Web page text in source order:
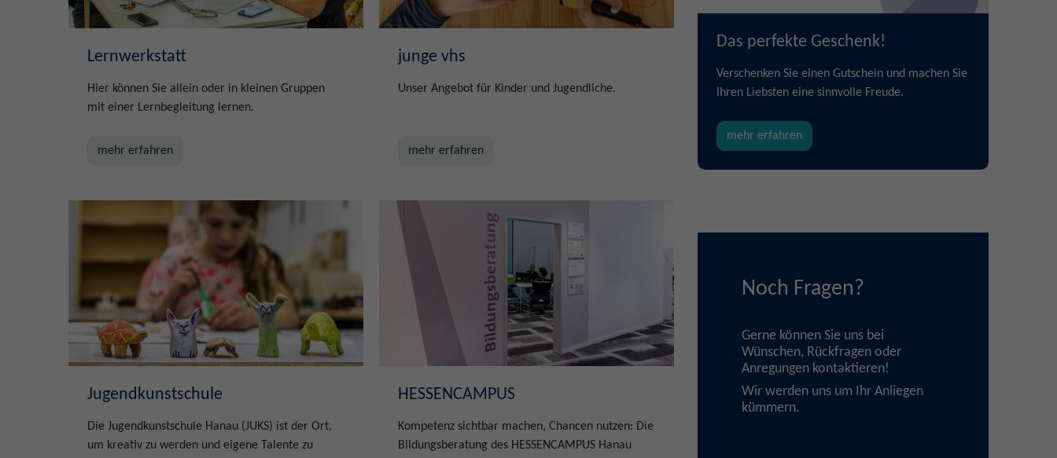
Lernwerkstatt
Hier können Sie allein oder in kleinen Gruppen
mit einer Lernbegleitung lernen.
mehr erfahren
junge vhs
Unser Angebot für Kinder und Jugendliche.
mehr erfahren
Jugendkunstschule
Die Jugendkunstschule Hanau (JUKS) ist der Ort,
um kreativ zu werden und eigene Talente zu
HESSENCAMPUS
Kompetenz sichtbar machen, Chancen nutzen: Die
Bildungsberatung des HESSENCAMPUS Hanau
Das perfekte Geschenk!
Verschenken Sie einen Gutschein und machen Sie
Ihren Liebsten eine sinnvolle Freude.
mehr erfahren
Noch Fragen?
Gerne können Sie uns bei
Wünschen, Rückfragen oder
Anregungen kontaktieren!
Wir werden uns um Ihr Anliegen
kümmern.